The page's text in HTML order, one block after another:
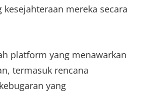
mereka secara
platform yang menawarkan
termasuk rencana
yang